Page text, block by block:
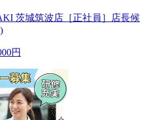
茨城筑波店［正社員］店長候
円